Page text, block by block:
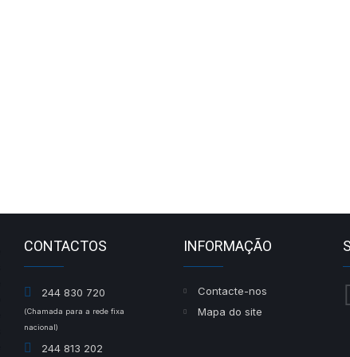
CONTACTOS
244 830 720
(Chamada para a rede fixa
nacional)
244 813 202
INFORMAÇÃO
Contacte-nos
Mapa do site